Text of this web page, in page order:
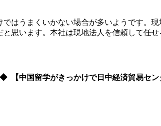
はうまくいかない場合が多いようです。
思います。本社は現地法人を信頼して任
中国留学がきっかけで日中経済貿易セ